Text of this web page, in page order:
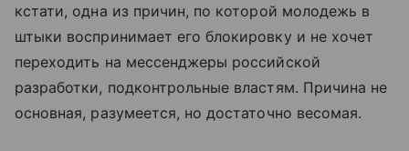
кстати, одна из причин, по которой молодежь в
штыки воспринимает его блокировку и не хочет
переходить на мессенджеры российской
разработки, подконтрольные властям. Причина не
основная, разумеется, но достаточно весомая.